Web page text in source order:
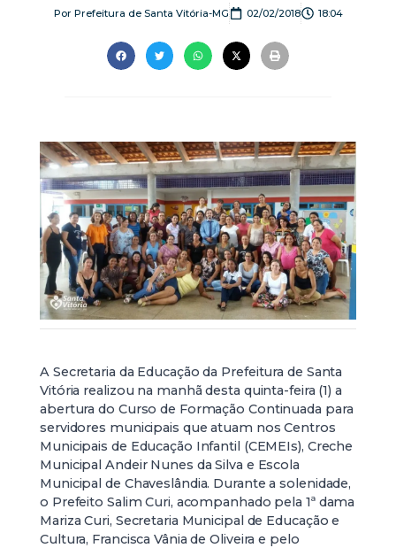
PorPrefeitura de Santa Vitória-MG 02/02/2018 18:04
A Secretaria da Educação da Prefeitura de Santa
Vitória realizou na manhã desta quinta-feira (1) a
abertura do Curso de Formação Continuada para
servidores municipais que atuam nos Centros
Municipais de Educação Infantil (CEMEIs), Creche
Municipal Andeir Nunes da Silva e Escola
Municipal de Chaveslândia. Durante a solenidade,
o Prefeito Salim Curi, acompanhado pela 1ª dama
Mariza Curi, Secretaria Municipal de Educação e
Cultura, Francisca Vânia de Oliveira e pelo